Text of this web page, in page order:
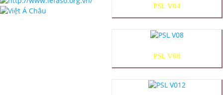
PSL V04
PSL V08